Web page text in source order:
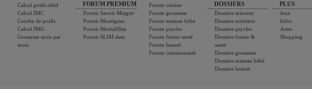
Calcul poids idéal
Calcul IMC
Courbe de poids
Calcul IMG
Grossesse mois par
mois
FORUM PREMIUM
Forum Savoir Maigrir
Forum Montignac
Forum MentalSlim
Forum SLIM data
Forum cuisine
Forum grossesse
Forum maman bébé
Forum psycho
Forum forme santé
Forum beauté
Forum communauté
DOSSIERS
Dossiers minceur
Dossiers nutrition
Dossiers psycho
Dossiers forme &
santé
Dossiers grossesse
Dossiers maman bébé
Dossiers beauté
PLUS
Jeux
Infos
Astro
Shopping